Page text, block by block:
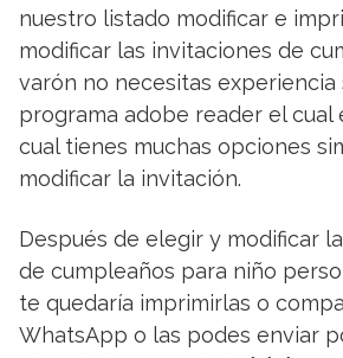
nuestro listado modificar e
modificar las invitaciones de
varón no necesitas
programa adobe reader el cual
cual tienes muchas opciones
modificar la invitación.
Después de elegir y modificar
de cumpleaños para niño
te quedaría imprimirlas o
WhatsApp o las podes enviar